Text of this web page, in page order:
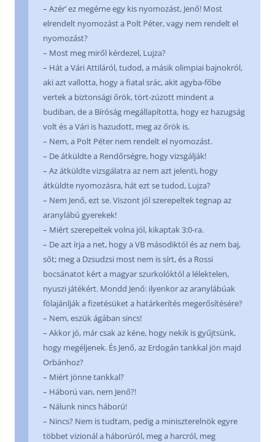
– Azér’ ez megérne egy kis nyomozást, Jenő! Most
elrendelt nyomozást a Polt Péter, vagy nem rendelt el
nyomozást?
– Most meg miről kérdezel, Lujza?
– Hát a Vári Attiláról, tudod, a másik olimpiai bajnokról,
aki azt vallotta, hogy a fiatal srác, akit agyba-főbe
vertek a biztonsági őrök, tört-zúzott mindent a
budiban, de a Bíróság megállapította, hogy ez hazugság
volt és a Vári is hazudott, meg az őrök is.
– Nem, a Polt Péter nem rendelt el nyomozást.
– De átküldte a Rendőrségre, hogy vizsgálják!
– Az átküldte vizsgálatra az nem azt jelenti, hogy
átküldte nyomozásra, hát ezt se tudod, Lujza?
– Nem Jenő, ezt se. Viszont jól szerepeltek tegnap az
aranylábú gyerekek!
– Miért szerepeltek volna jól, kikaptak 3:0-ra.
– De azt írja a net, hogy a VB másodiktól és az nem baj,
sőt; meg a Dzsudzsi most nem is sírt, és a Rossi
bocsánatot kért a magyar szurkolóktól a lélektelen,
nyuszi játékért. Mondd Jenő: ilyenkor az aranylábúak
fölajánlják a fizetésüket a határkerítés megerősítésére?
– Nem, eszük ágában sincs!
– Akkor jó, már csak az kéne, hogy nekik is gyűjtsünk,
hogy megéljenek. És Jenő, az Erdogán tankkal jön majd
Orbánhoz?
– Miért jönne tankkal?
– Háború van, nem Jenő?!
– Nálunk nincs háború!
– Nincs? Nem is tudtam, pedig a miniszterelnök egyre
többet vizionál a háborúról, meg a harcról, meg